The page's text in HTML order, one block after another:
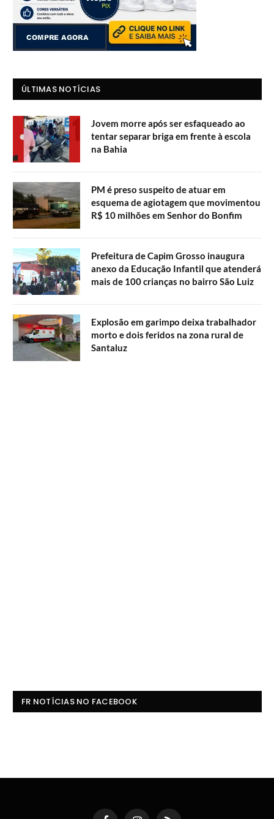
ÚLTIMAS NOTÍCIAS
Jovem morre após ser esfaqueado ao
tentar separar briga em frente à escola
na Bahia
PM é preso suspeito de atuar em
esquema de agiotagem que movimentou
R$ 10 milhões em Senhor do Bonfim
Prefeitura de Capim Grosso inaugura
anexo da Educação Infantil que atenderá
mais de 100 crianças no bairro São Luiz
Explosão em garimpo deixa trabalhador
morto e dois feridos na zona rural de
Santaluz
FR NOTÍCIAS NO FACEBOOK